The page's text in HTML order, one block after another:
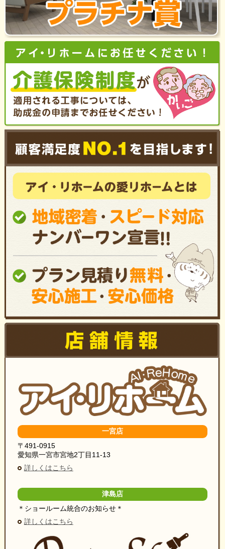
一宮店
〒491-0915
愛知県一宮市宮地2丁目11-13
詳しくはこちら
津島店
＊ショールーム統合のお知らせ＊
詳しくはこちら